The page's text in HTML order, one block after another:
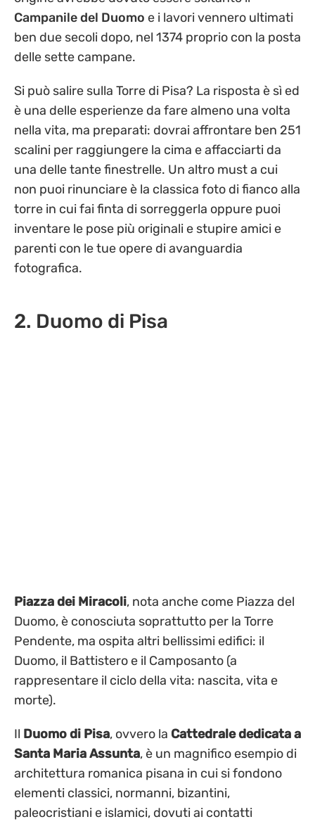
Campanile del Duomo e i lavori vennero ultimati
ben due secoli dopo, nel 1374 proprio con la posta
delle sette campane.
Si può salire sulla Torre di Pisa? La risposta è sì ed
è una delle esperienze da fare almeno una volta
nella vita, ma preparati: dovrai affrontare ben 251
scalini per raggiungere la cima e affacciarti da
una delle tante finestrelle. Un altro must a cui
non puoi rinunciare è la classica foto di fianco alla
torre in cui fai finta di sorreggerla oppure puoi
inventare le pose più originali e stupire amici e
parenti con le tue opere di avanguardia
fotografica.
2. Duomo di Pisa
Piazza dei Miracoli, nota anche come Piazza del
Duomo, è conosciuta soprattutto per la Torre
Pendente, ma ospita altri bellissimi edifici: il
Duomo, il Battistero e il Camposanto (a
rappresentare il ciclo della vita: nascita, vita e
morte).
Il Duomo di Pisa, ovvero la Cattedrale dedicata a
Santa Maria Assunta, è un magnifico esempio di
architettura romanica pisana in cui si fondono
elementi classici, normanni, bizantini,
paleocristiani e islamici, dovuti ai contatti